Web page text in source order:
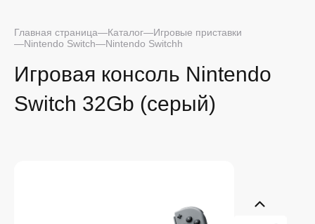
Главная страница Каталог
Игровые приставки
Nintendo Switch
Nintendo Switchh
Игровая консоль Nintendo
Switch 32Gb (серый)